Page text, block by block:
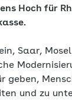
Hoch für
Saar,
und zu